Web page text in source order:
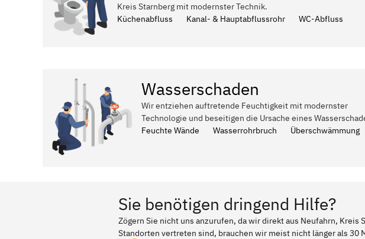
Kreis Starnberg mit modernster Technik.
Küchenabfluss
Kanal- & Hauptabflussrohr WC-Abfluss
Wasserschaden
Wir entziehen auftretende Feuchtigkeit mit modernster
Technologie und beseitigen die Ursache eines
Feuchte Wände
Wasserrohrbruch Überschwämmung
Sie benötigen dringend Hilfe?
Zögern Sie nicht uns anzurufen, da wir direkt aus Neufahrn, Kreis
Standorten vertreten sind, brauchen wir meist nicht länger als 30